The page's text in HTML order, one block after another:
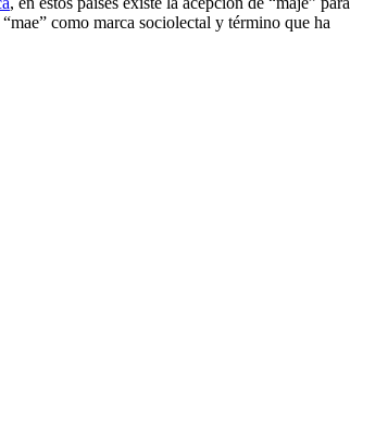
como marca sociolectal y término que ha